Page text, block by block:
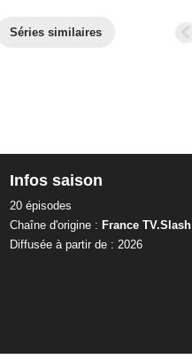
Séries similaires
Infos saison
20 épisodes
Chaîne d'origine : France TV.Slash
Diffusée à partir de : 2026